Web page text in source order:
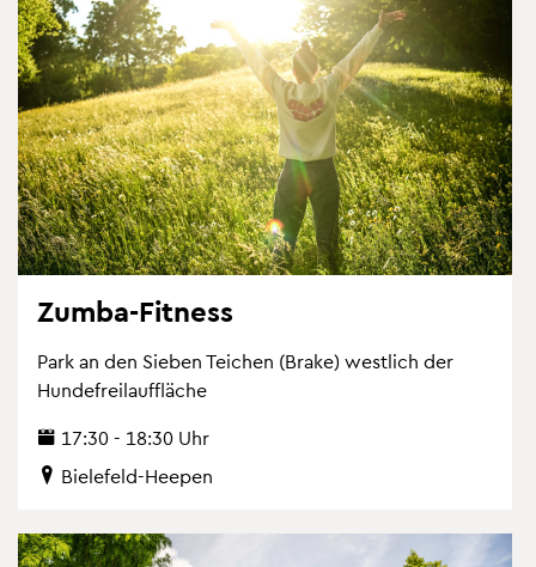
Zumba-Fit­ness
Park an den Sie­ben Tei­chen (Brake) west­lich der
Hun­de­frei­lauf­flä­che
17:30 - 18:30 Uhr
Bie­le­feld-Hee­pen